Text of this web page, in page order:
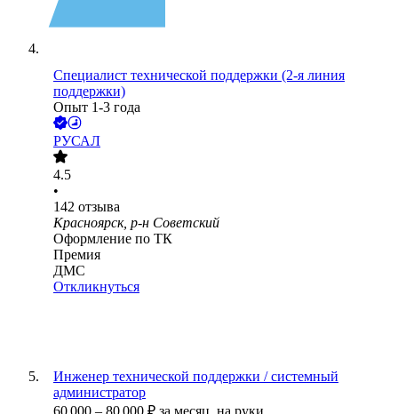
Специалист технической поддержки (2-я линия
поддержки)
Опыт 1-3 года
РУСАЛ
4.5
•
142 отзыва
Красноярск, р-н Советский
Оформление по ТК
Премия
ДМС
Откликнуться
Инженер технической поддержки / системный
администратор